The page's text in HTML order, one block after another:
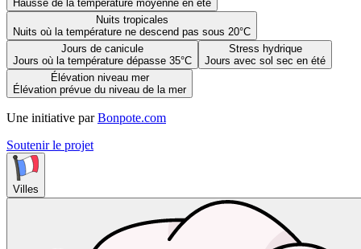
Hausse de la température moyenne en été
Nuits tropicales
Nuits où la température ne descend pas sous 20°C
Jours de canicule
Jours où la température dépasse 35°C
Stress hydrique
Jours avec sol sec en été
Élévation niveau mer
Élévation prévue du niveau de la mer
Une initiative par Bonpote.com
Soutenir le projet
Villes